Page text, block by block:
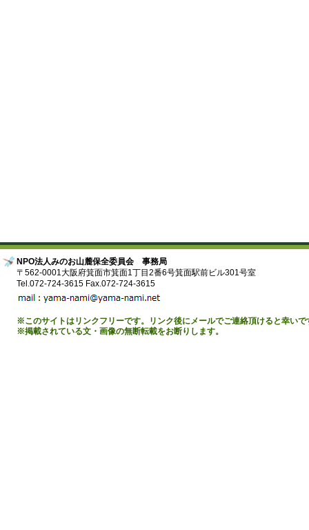
NPO法人みのお山麓保全委員会 事務局
〒562-0001大阪府箕面市箕面1丁目2番6号箕面駅前ビル301号室
Tel.072-724-3615 Fax.072-724-3615
※このサイトはリンクフリーです。リンク後にメールでご連絡頂けると幸いで
※掲載されている文・画像の無断転載をお断りします。